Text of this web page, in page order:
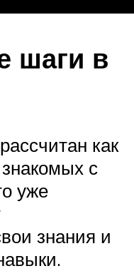
шаги в
как
с
уже
знания и